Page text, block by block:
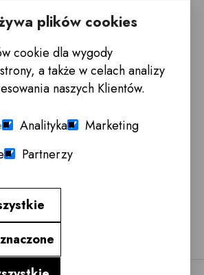
Enel-Med
Poniedziałek -Sobota 10.00 - 18.00
Warszawa →
plików cookies
cookie dla wygody
a także w celach analizy
naszych Klientów.
Analityka
Marketing
Partnerzy